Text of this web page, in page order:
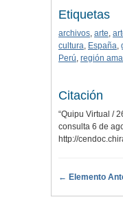
Etiquetas
archivos, arte,
cultura, España,
Perú, región
Citación
“Quipu Virtual /
consulta 6 de
http://
← Elemento